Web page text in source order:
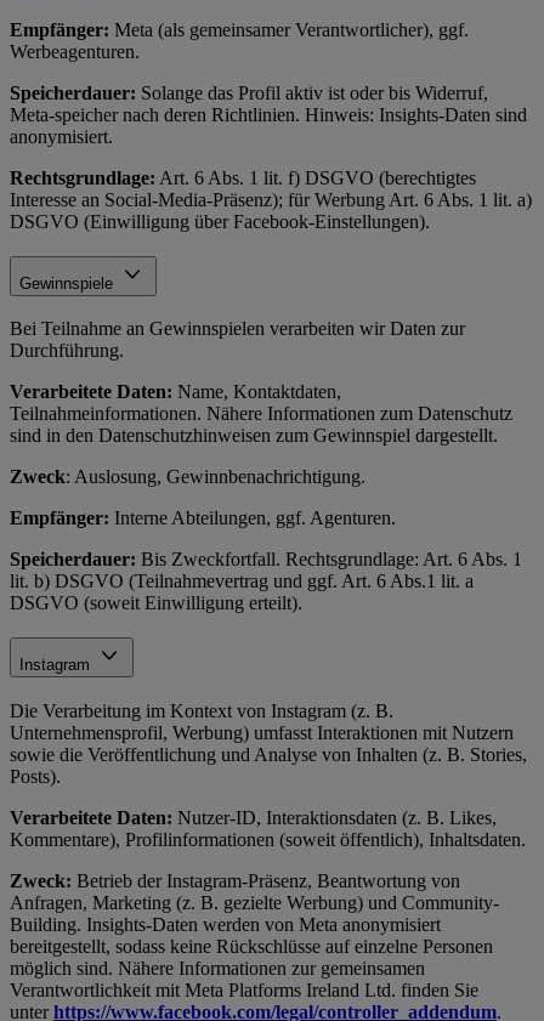
Empfänger: Meta (als gemeinsamer Verantwortlicher), ggf.
Werbeagenturen.
Speicherdauer: Solange das Profil aktiv ist oder bis Widerruf,
Meta-speicher nach deren Richtlinien. Hinweis: Insights-Daten sind
anonymisiert.
Rechtsgrundlage: Art. 6 Abs. 1 lit. f) DSGVO (berechtigtes
Interesse an Social-Media-Präsenz); für Werbung Art. 6 Abs. 1 lit. a)
DSGVO (Einwilligung über Facebook-Einstellungen).
Gewinnspiele
Bei Teilnahme an Gewinnspielen verarbeiten wir Daten zur
Durchführung.
Verarbeitete Daten: Name, Kontaktdaten,
Teilnahmeinformationen. Nähere Informationen zum Datenschutz
sind in den Datenschutzhinweisen zum Gewinnspiel dargestellt.
Zweck: Auslosung, Gewinnbenachrichtigung.
Empfänger: Interne Abteilungen, ggf. Agenturen.
Speicherdauer: Bis Zweckfortfall. Rechtsgrundlage: Art. 6 Abs. 1
lit. b) DSGVO (Teilnahmevertrag und ggf. Art. 6 Abs.1 lit. a
DSGVO (soweit Einwilligung erteilt).
Instagram
Die Verarbeitung im Kontext von Instagram (z. B.
Unternehmensprofil, Werbung) umfasst Interaktionen mit Nutzern
sowie die Veröffentlichung und Analyse von Inhalten (z. B. Stories,
Posts).
Verarbeitete Daten: Nutzer-ID, Interaktionsdaten (z. B. Likes,
Kommentare), Profilinformationen (soweit öffentlich), Inhaltsdaten.
Zweck: Betrieb der Instagram-Präsenz, Beantwortung von
Anfragen, Marketing (z. B. gezielte Werbung) und Community-
Building. Insights-Daten werden von Meta anonymisiert
bereitgestellt, sodass keine Rückschlüsse auf einzelne Personen
möglich sind. Nähere Informationen zur gemeinsamen
Verantwortlichkeit mit Meta Platforms Ireland Ltd. finden Sie
unter https://www.facebook.com/legal/controller_addendum.